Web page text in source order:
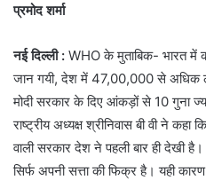
प्रमोद शर्मा
नई दिल्ली : WHO के मुताबिक- भारत में
जान गयी, देश में 47,00,000 से अधिक
मोदी सरकार के दिए आंकड़ों से 10 गुना
राष्ट्रीय अध्यक्ष श्रीनिवास बी वी ने
वाली सरकार देश ने पहली बार ही देखी
सिर्फ अपनी सत्ता की फिक्र है। यही